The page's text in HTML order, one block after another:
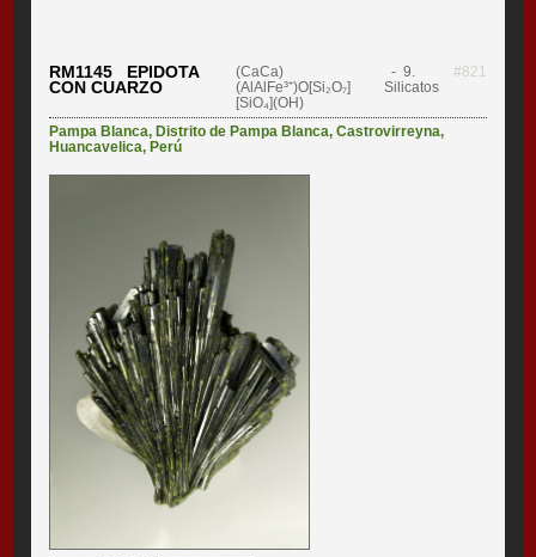
RM1145 EPIDOTA
CON CUARZO
(CaCa)
(AlAlFe³⁺)O[Si₂O₇]
[SiO₄](OH)
- 9.
Silicatos
#821
Pampa Blanca, Distrito de Pampa Blanca,Castrovirreyna,
Huancavelica, Perú